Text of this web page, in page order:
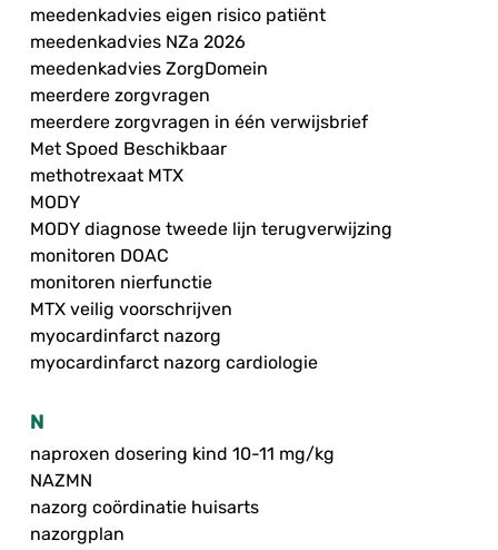
meedenkadvies eigen risico patiënt
meedenkadvies NZa 2026
meedenkadvies ZorgDomein
meerdere zorgvragen
meerdere zorgvragen in één verwijsbrief
Met Spoed Beschikbaar
methotrexaat MTX
MODY
MODY diagnose tweede lijn terugverwijzing
monitoren DOAC
monitoren nierfunctie
MTX veilig voorschrijven
myocardinfarct nazorg
myocardinfarct nazorg cardiologie
N
naproxen dosering kind 10-11 mg/kg
NAZMN
nazorg coördinatie huisarts
nazorgplan